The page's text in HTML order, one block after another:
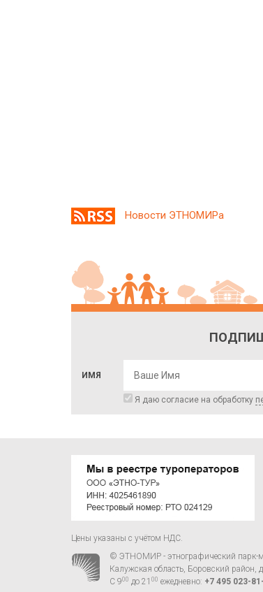
Новости ЭТНОМИРа
ИМЯ
Я даю согласие на обработку
Цены указаны с учётом НДС.
© ЭТНОМИР - этнографический парк-
Калужская область, Боровский район,
С 900 до 21 00 ежедневно: +7 495 023-